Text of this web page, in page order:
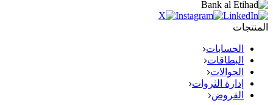
المنتجات
الحسابات
البطاقات
الحوالات
إدارة الثروات
القروض